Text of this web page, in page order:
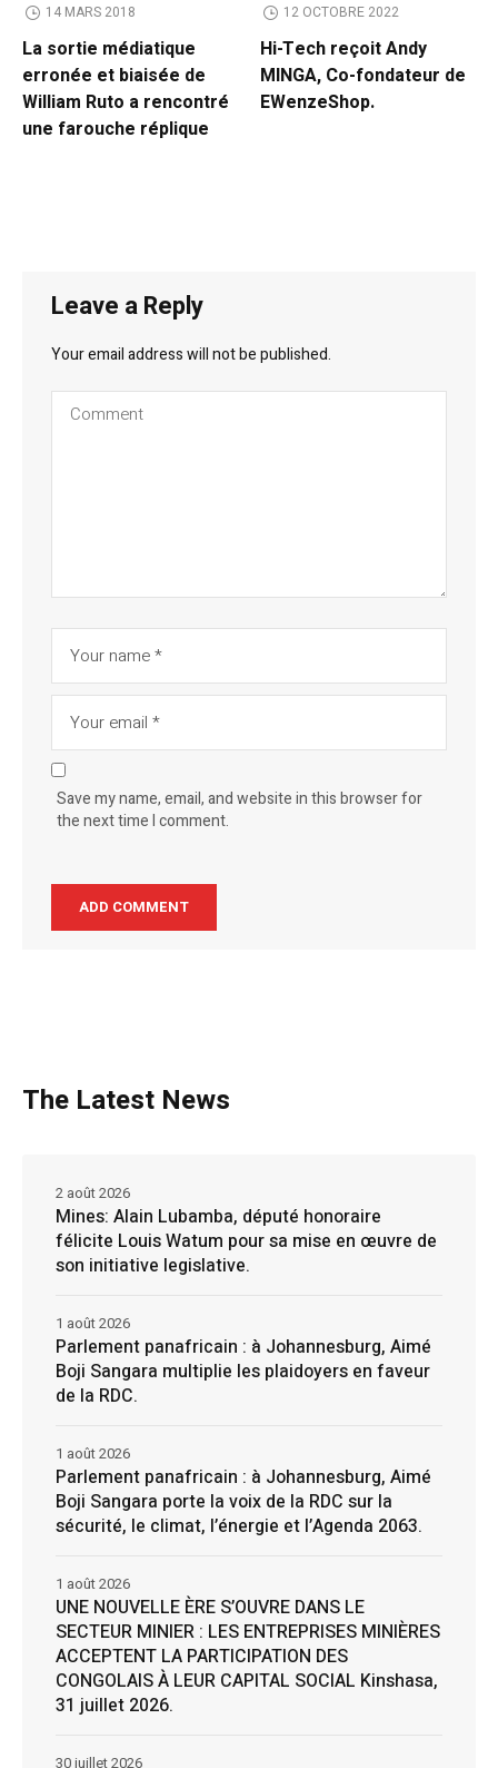
14 MARS 2018
La sortie médiatique
erronée et biaisée de
William Ruto a rencontré
une farouche réplique
12 OCTOBRE 2022
Hi-Tech reçoit Andy
MINGA, Co-fondateur de
EWenzeShop.
Leave a Reply
Your email address will not be published.
Save my name, email, and website in this browser for
the next time I comment.
The Latest News
Mines: Alain Lubamba, député honoraire
félicite Louis Watum pour sa mise en œuvre de
son initiative legislative.
2 août 2026
Parlement panafricain : à Johannesburg, Aimé
Boji Sangara multiplie les plaidoyers en faveur
de la RDC.
1 août 2026
Parlement panafricain : à Johannesburg, Aimé
Boji Sangara porte la voix de la RDC sur la
sécurité, le climat, l’énergie et l’Agenda 2063.
1 août 2026
UNE NOUVELLE ÈRE S’OUVRE DANS LE
SECTEUR MINIER : LES ENTREPRISES MINIÈRES
ACCEPTENT LA PARTICIPATION DES
CONGOLAIS À LEUR CAPITAL SOCIAL Kinshasa,
31 juillet 2026.
1 août 2026
30 juillet 2026